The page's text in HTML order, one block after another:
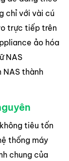
chỉ với vài cú
trực tiếp trên
ảo hóa
NAS
NAS thành
tiêu tốn
thống máy
chung của